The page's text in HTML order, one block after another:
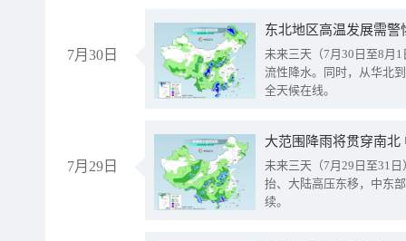
7月30日
东北地区高温发展需
未来三天（7月30日至8月
流性降水。同时，从华北
全天候在线。
7月29日
大范围降雨将贯穿南
未来三天（7月29日至31
抬、大陆高压东移，中东
续。